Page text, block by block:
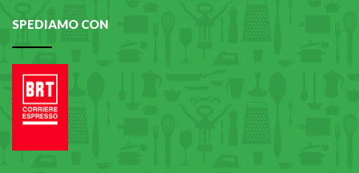
SPEDIAMO CON